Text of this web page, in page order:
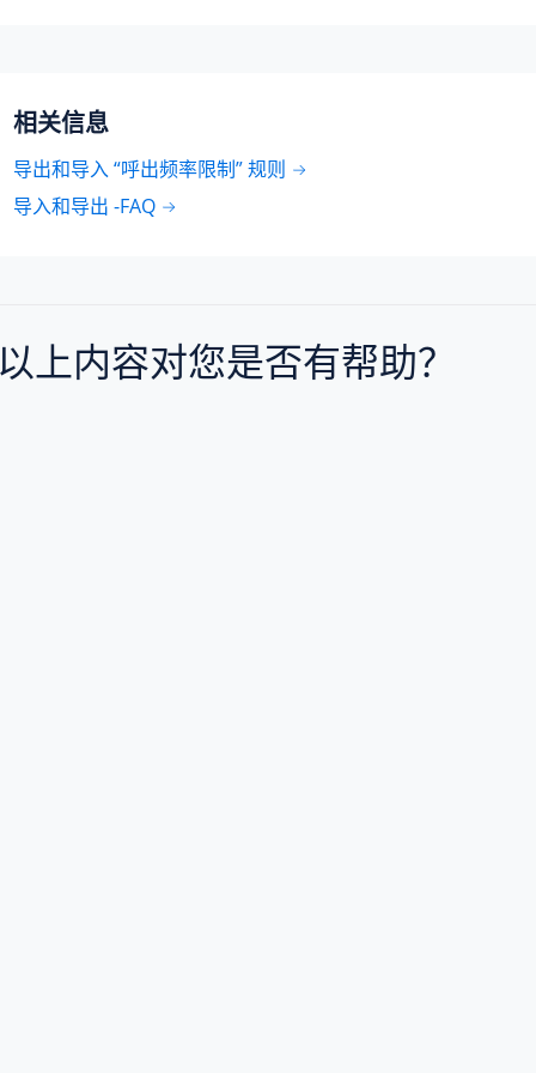
相关信息
导出和导入 “呼出频率限制” 规则
导入和导出 -FAQ
上内容对您是否有帮助？